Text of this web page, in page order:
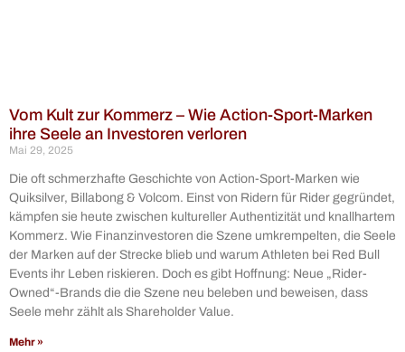
Vom Kult zur Kommerz – Wie Action-Sport-Marken
ihre Seele an Investoren verloren
Mai 29, 2025
Die oft schmerzhafte Geschichte von Action-Sport-Marken wie
Quiksilver, Billabong & Volcom. Einst von Ridern für Rider gegründet,
kämpfen sie heute zwischen kultureller Authentizität und knallhartem
Kommerz. Wie Finanzinvestoren die Szene umkrempelten, die Seele
der Marken auf der Strecke blieb und warum Athleten bei Red Bull
Events ihr Leben riskieren. Doch es gibt Hoffnung: Neue „Rider-
Owned“-Brands die die Szene neu beleben und beweisen, dass
Seele mehr zählt als Shareholder Value.
Mehr »